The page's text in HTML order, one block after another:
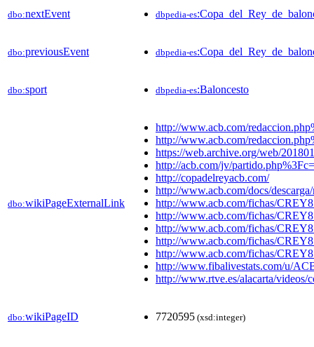
dbo:nextEvent dbpedia-es
dbo:previousEvent dbpedia-es
dbo:sport dbpedia-es:Baloncesto
dbo:wikiPageExternalLink
http://www.acb.com/
http://www.acb.com/
https://web.archive.org/web/
http://acb.com/jv/
http://copadelreyacb.com/
http://www.acb.com/docs/
http://www.acb.com/fichas/
http://www.acb.com/fichas/
http://www.acb.com/fichas/
http://www.acb.com/fichas/
http://www.acb.com/fichas/
http://www.fibalivestats.com/u/
http://www.rtve.es/alacarta/videos/
dbo:wikiPageID 7720595 (xsd:integer)